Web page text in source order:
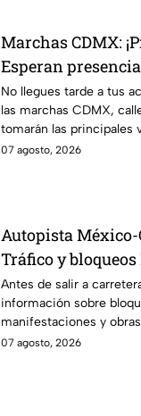
Marchas CDMX:
Esperan
Avenida México
No llegues tarde a tus
las marchas CDMX,
tomarán las principales
07 agosto, 2026
Autopista
Tráfico y bloqueos
carretera este 7 de
Antes de salir a
información sobre
manifestaciones y
07 agosto, 2026